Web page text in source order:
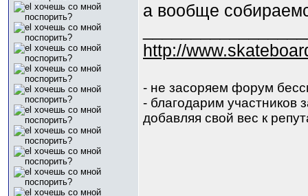
а вообще
http://
- не засоряем форум
- благодарим участников
добавляя свой вес к